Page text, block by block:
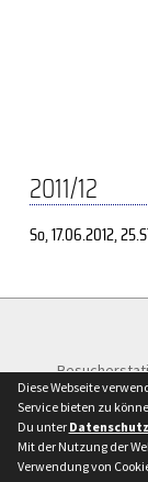
2011/12
So, 17.06.2012,
Diese Webseite
Service bieten zu
Du unter Datenschutz
Mit der Nutzung der
Verwendung von